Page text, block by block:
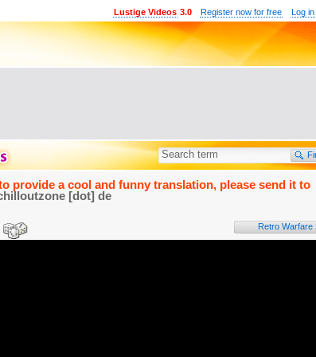
Log in
Register now for free
Lustige Videos 3.0
provide a cool and funny translation, please send it to
[dot] de
Retro Warfare